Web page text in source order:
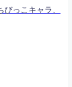
っこキャラ、